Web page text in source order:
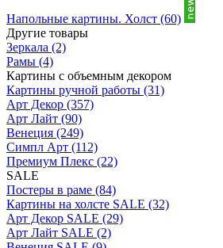
Напольные картины. Холст (60)
Другие товары
Зеркала (2)
Рамы (4)
Картины с объемным декором
Картины ручной работы (31)
Арт Декор (357)
Арт Лайт (90)
Венеция (249)
Симпл Арт (112)
Премиум Плекс (22)
SALE
Постеры в раме (84)
Картины на холсте SALE (32)
Арт Декор SALE (29)
Арт Лайт SALE (2)